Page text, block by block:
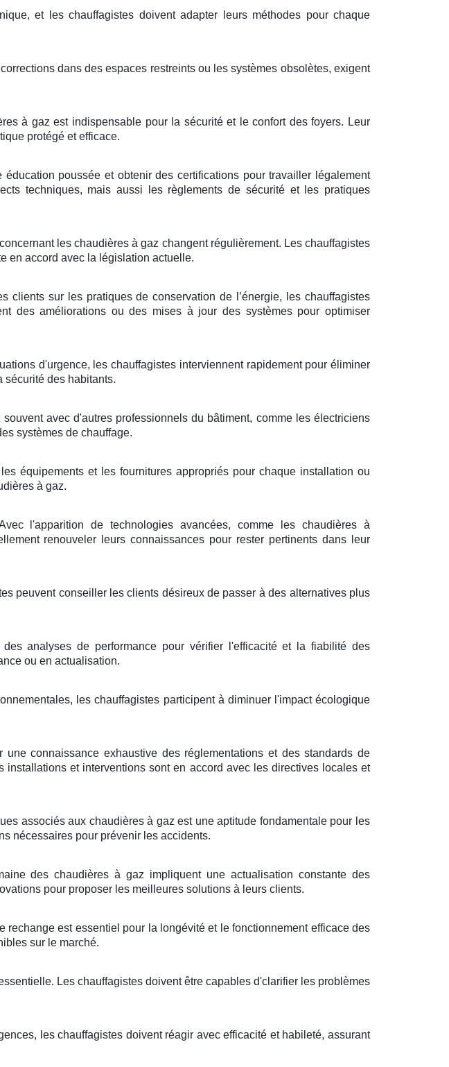
et les chauffagistes doivent adapter leurs méthodes pour chaque
dans des espaces restreints ou les systèmes obsolètes, exigent
à gaz est indispensable pour la sécurité et le confort des foyers. Leur
protégé et efficace.
poussée et obtenir des certifications pour travailler légalement
techniques, mais aussi les règlements de sécurité et les pratiques
les chaudières à gaz changent régulièrement. Les chauffagistes
en accord avec la législation actuelle.
clients sur les pratiques de conservation de l’énergie, les chauffagistes
des améliorations ou des mises à jour des systèmes pour optimiser
d'urgence, les chauffagistes interviennent rapidement pour éliminer
sécurité des habitants.
avec d'autres professionnels du bâtiment, comme les électriciens
systèmes de chauffage.
équipements et les fournitures appropriés pour chaque installation ou
à gaz.
l'apparition de technologies avancées, comme les chaudières à
renouveler leurs connaissances pour rester pertinents dans leur
peuvent conseiller les clients désireux de passer à des alternatives plus
des analyses de performance pour vérifier l'efficacité et la fiabilité des
ou en actualisation.
les chauffagistes participent à diminuer l'impact écologique
connaissance exhaustive des réglementations et des standards de
et interventions sont en accord avec les directives locales et
associés aux chaudières à gaz est une aptitude fondamentale pour les
nécessaires pour prévenir les accidents.
des chaudières à gaz impliquent une actualisation constante des
pour proposer les meilleures solutions à leurs clients.
est essentiel pour la longévité et le fonctionnement efficace des
sur le marché.
Les chauffagistes doivent être capables d'clarifier les problèmes
les chauffagistes doivent réagir avec efficacité et habileté, assurant